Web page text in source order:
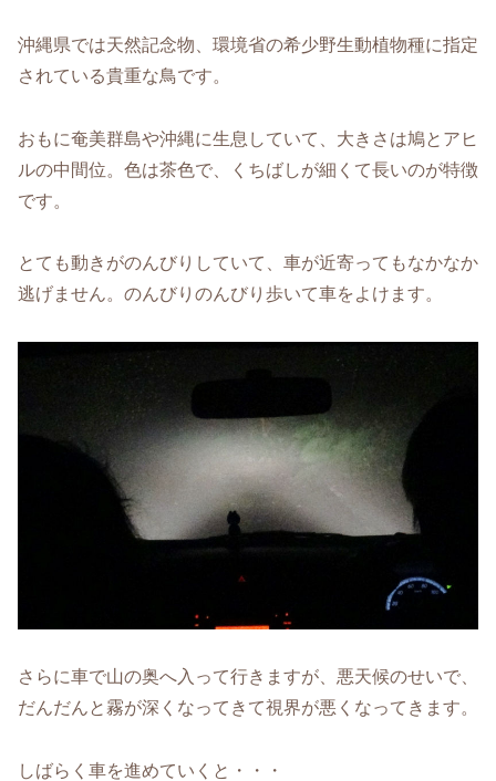
沖縄県では天然記念物、環境省の希少野生動植物種に指定
されている貴重な鳥です。
おもに奄美群島や沖縄に生息していて、大きさは鳩とアヒ
ルの中間位。色は茶色で、くちばしが細くて長いのが特徴
です。
とても動きがのんびりしていて、車が近寄ってもなかなか
逃げません。のんびりのんびり歩いて車をよけます。
さらに車で山の奥へ入って行きますが、悪天候のせいで、
だんだんと霧が深くなってきて視界が悪くなってきます。
しばらく車を進めていくと・・・